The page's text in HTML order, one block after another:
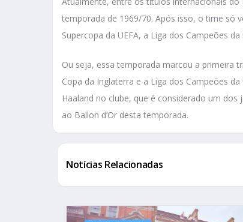
temporada de 1969/70. Após isso, o time só
Supercopa da UEFA, a Liga dos Campeões
Ou seja, essa temporada marcou a primeira
Copa da Inglaterra e a Liga dos Campeões
Haaland no clube, que é considerado um
ao Ballon d’Or desta temporada.
Notícias Relacionadas